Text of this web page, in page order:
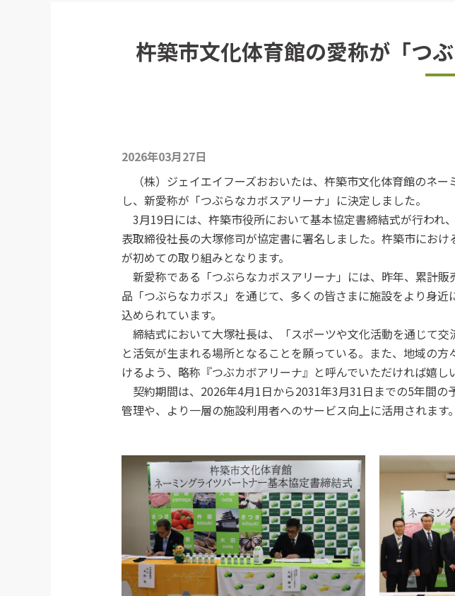
杵築市文化体育館の愛称が「つ
2026年03月27日
（株）ジェイエイフーズおおいたは、杵築市文化体育館のネー
し、新愛称が「つぶらなカボスアリーナ」に決定しました。
3月19日には、杵築市役所において基本協定書締結式が行われ
表取締役社長の大塚修司が協定書に署名しました。杵築市にお
が初めての取り組みとなります。
新愛称である「つぶらなカボスアリーナ」には、昨年、累計
品「つぶらなカボス」を通じて、多くの皆さまに施設をより身
込められています。
締結式において大塚社長は、「スポーツや文化活動を通じて交
と活気が生まれる場所となることを願っている。また、地域の
けるよう、略称『つぶカボアリーナ』と呼んでいただければ嬉し
契約期間は、2026年4月1日から2031年3月31日までの5年間の
管理や、より一層の施設利用者へのサービス向上に活用されます。